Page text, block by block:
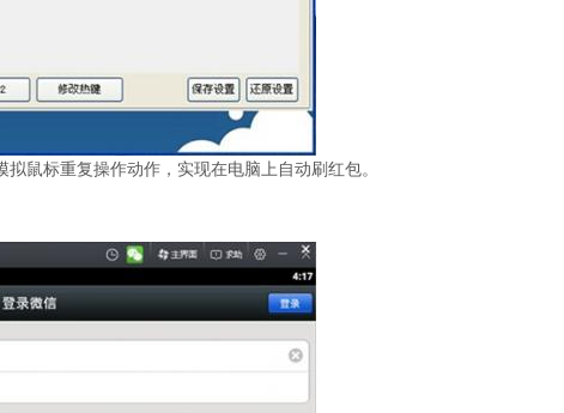
标重复操作动作，实现在电脑上自动刷红包。